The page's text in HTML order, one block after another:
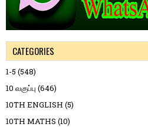
CATEGORIES
1-5 (548)
10 வகுப்பு (646)
10TH ENGLISH (5)
10TH MATHS (10)